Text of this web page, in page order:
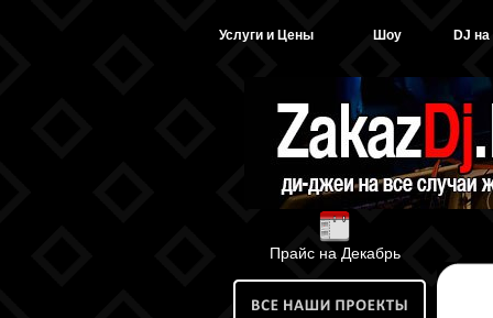
Услуги и Цены Шоу DJ
Прайс на Декабрь